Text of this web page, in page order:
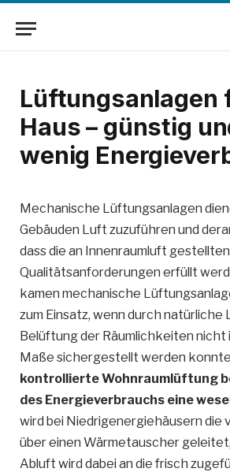
Lüftungsanlagen
Haus – günstig
wenig
Mechanische Lüftungsanlagen
Gebäuden Luft zuzuführen und
dass die an Innenraumluft gestellten
Qualitätsanforderungen erfüllt
kamen mechanische
zum Einsatz, wenn durch natürliche
Belüftung der Räumlichkeiten nicht
Maße sichergestellt werden
kontrollierte Wohnraumlüftung
des Energieverbrauchs eine
wird bei Niedrigenergiehäusern
über einen Wärmetauscher
Abluft wird dabei an die frisch